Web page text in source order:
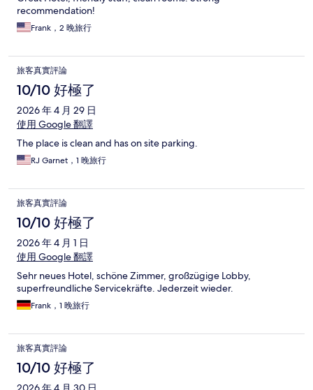
recommendation!
Frank，2 晚旅行
旅客真實評論
10/10 好極了
2026 年 4 月 29 日
使用 Google 翻譯
The place is clean and has on site parking.
RJ Garnet，1 晚旅行
旅客真實評論
10/10 好極了
2026 年 4 月 1 日
使用 Google 翻譯
Sehr neues Hotel, schöne Zimmer, großzügige Lobby,
superfreundliche Servicekräfte. Jederzeit wieder.
Frank，1 晚旅行
旅客真實評論
10/10 好極了